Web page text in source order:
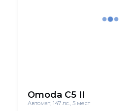
Omoda C5 II
Автомат, 147 лс., 5 мест